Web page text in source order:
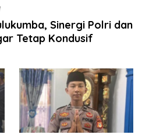
Sinergi Polri dan
Tetap Kondusif